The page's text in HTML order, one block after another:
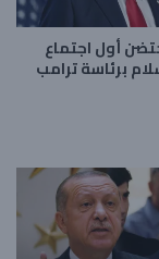
أول اجتماع
برئاسة ترامب